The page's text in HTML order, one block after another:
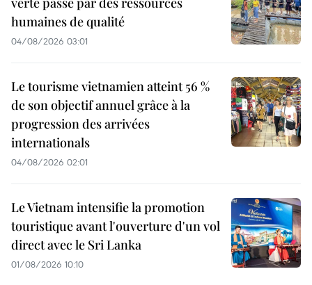
humaines de qualité
04/08/2026 03:01
Le tourisme vietnamien atteint 56 %
de son objectif annuel grâce à la
progression des arrivées
internationals
04/08/2026 02:01
Le Vietnam intensifie la promotion
touristique avant l'ouverture d'un vol
direct avec le Sri Lanka
01/08/2026 10:10